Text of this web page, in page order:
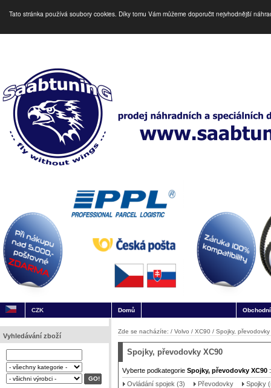
Tato stránka používá soubory cookies. Díky tomu Vám můžeme doporučit nejvhodnější
CZK Domů
Vyhledávání zboží
Zde se nacházíte: / Volvo / XC90 / Spojky,
Spojky, převodovky XC90
Vyberte podkategorie Spojky, převodovky XC90 :
Ovládání spojek (3)
Převodovky Spojky